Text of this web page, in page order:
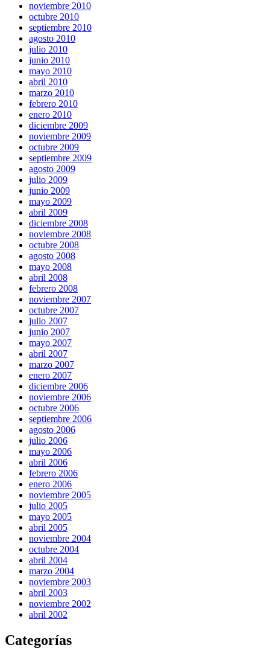
noviembre 2010
octubre 2010
septiembre 2010
agosto 2010
julio 2010
junio 2010
mayo 2010
abril 2010
marzo 2010
febrero 2010
enero 2010
diciembre 2009
noviembre 2009
octubre 2009
septiembre 2009
agosto 2009
julio 2009
junio 2009
mayo 2009
abril 2009
diciembre 2008
noviembre 2008
octubre 2008
agosto 2008
mayo 2008
abril 2008
febrero 2008
noviembre 2007
octubre 2007
julio 2007
junio 2007
mayo 2007
abril 2007
marzo 2007
enero 2007
diciembre 2006
noviembre 2006
octubre 2006
septiembre 2006
agosto 2006
julio 2006
mayo 2006
abril 2006
febrero 2006
enero 2006
noviembre 2005
julio 2005
mayo 2005
abril 2005
noviembre 2004
octubre 2004
abril 2004
marzo 2004
noviembre 2003
abril 2003
noviembre 2002
abril 2002
Categorías